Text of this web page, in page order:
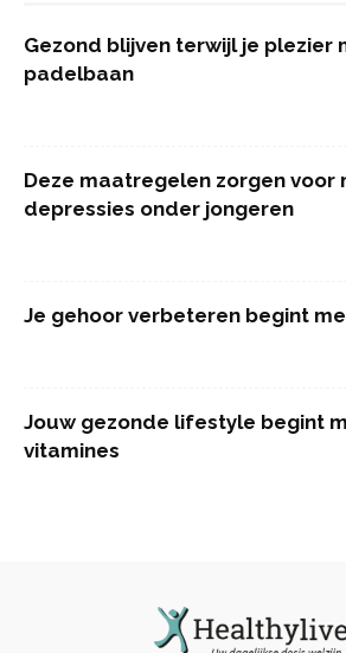
Gezond blijven terwijl je plezier
padelbaan
Deze maatregelen zorgen voor
depressies onder jongeren
Je gehoor verbeteren begint
Jouw gezonde lifestyle begint
vitamines